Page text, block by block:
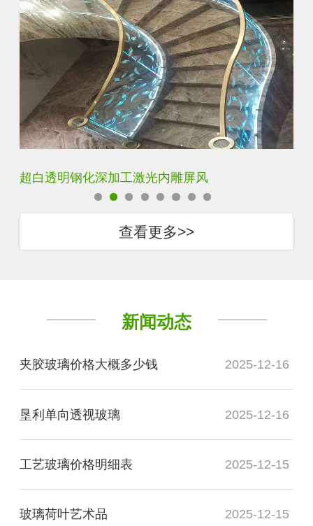
工激光内雕屏风 玄关水晶立体雕刻3D
查看更多>>
新闻动态
夹胶玻璃价格大概多少钱 2025-12-16
垦利单向透视玻璃 2025-12-16
工艺玻璃价格明细表 2025-12-15
玻璃荷叶艺术品 2025-12-15